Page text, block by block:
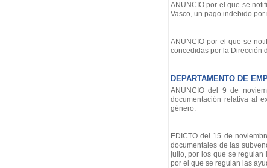
ANUNCIO por el que se
Vasco, un pago indebido
ANUNCIO por el que se
concedidas por la Dirección
DEPARTAMENTO DE
ANUNCIO del 9 de
documentación relativa al
género.
EDICTO del 15 de
documentales de las
julio, por los que se regulan
por el que se regulan las